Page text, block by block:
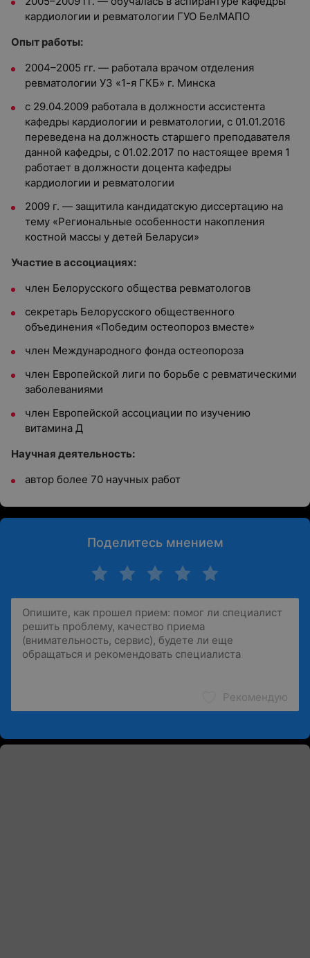
кардиологии и ревматологии ГУО БелМАПО
Опыт работы:
2004–2005 гг. — работала врачом отделения
ревматологии УЗ «1-я ГКБ» г. Минска
с 29.04.2009 работала в должности ассистента
кафедры кардиологии и ревматологии, с 01.01.2016
переведена на должность старшего преподавателя
данной кафедры, с 01.02.2017 по настоящее время 1
работает в должности доцента кафедры
кардиологии и ревматологии
2009 г. — защитила кандидатскую диссертацию на
тему «Региональные особенности накопления
костной массы у детей Беларуси»
Участие в ассоциациях:
член Белорусского общества ревматологов
секретарь Белорусского общественного
объединения «Победим остеопороз вместе»
член Международного фонда остеопороза
член Европейской лиги по борьбе с ревматическими
заболеваниями
член Европейской ассоциации по изучению
витамина Д
Научная деятельность:
автор более 70 научных работ
Поделитесь мнением
Рекомендую